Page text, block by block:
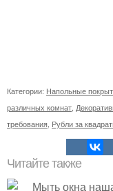
Категории: Напольные
различных комнат
требования Рубли за
Читайте также